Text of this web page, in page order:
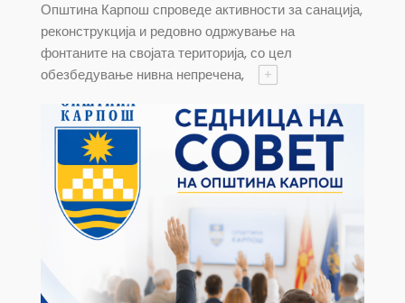
Општина Карпош спроведе активности за санација,
реконструкција и редовно одржување на
фонтаните на својата територија, со цел
обезбедување нивна непречена,
+